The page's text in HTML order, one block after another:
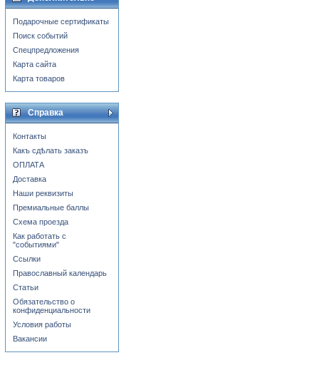
Подарочные сертификаты
Поиск событий
Спецпредложения
Карта сайта
Карта товаров
Справка
Контакты
Какъ сдѣлать заказъ
ОПЛАТА
Доставка
Наши реквизиты
Премиальные баллы
Схема проезда
Как работать с
"событиями"
Ссылки
Православный календарь
Статьи
Обязательство о
конфиденциальности
Условия работы
Вакансии